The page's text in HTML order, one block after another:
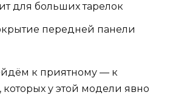
для больших тарелок
передней панели
к приятному — к
которых у этой модели явно